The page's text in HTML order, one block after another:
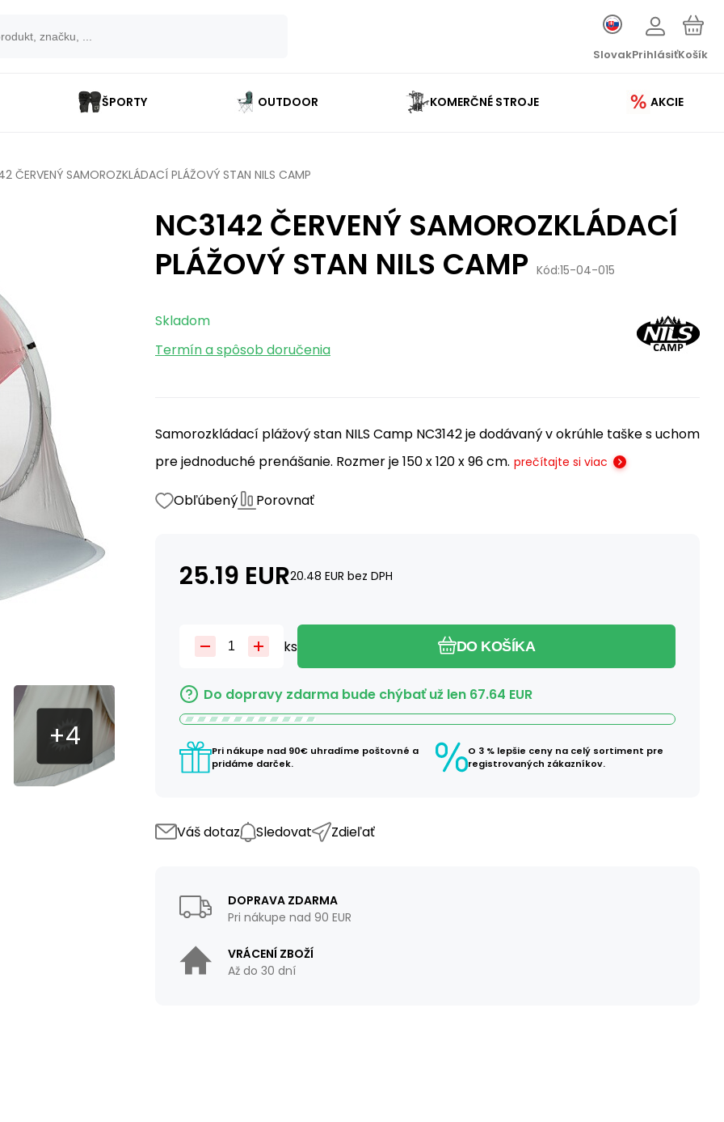
SlovakPrihlásiťKošík
ŠPORTY OUTDOOR KOMERČNÉ STROJE AKCIE
ČERVENÝ SAMOROZKLÁDACÍ PLÁŽOVÝ STAN NILS CAMP
NC3142 ČERVENÝ SAMOROZKLÁDACÍ
PLÁŽOVÝ STAN NILS CAMP Kód:15-04-015
Skladom
Termín a spôsob doručenia
Samorozkládací plážový stan NILS Camp NC3142 je dodávaný v okrúhle taške s uchom
pre jednoduché prenášanie. Rozmer je 150 x 120 x 96 cm. prečítajte si viac
Obľúbený Porovnať
25.19 EUR20.48 EUR bez DPH
ks DO KOŠÍKA
Do dopravy zdarma bude chýbať už len 67.64 EUR
Pri nákupe nad 90€ uhradíme poštovné a
pridáme darček.
O 3 % lepšie ceny na celý sortiment pre
registrovaných zákazníkov.
Váš dotaz Sledovat Zdieľať
DOPRAVA ZDARMA
Pri nákupe nad 90 EUR
VRÁCENÍ ZBOŽÍ
Až do 30 dní